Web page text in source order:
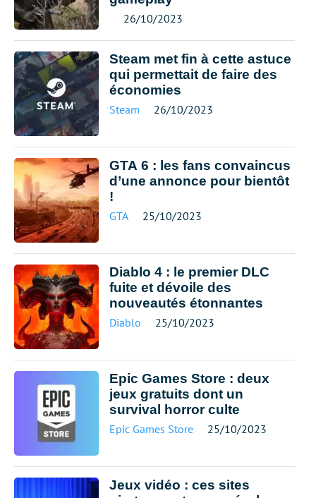
26/10/2023
Steam met fin à cette astuce
qui permettait de faire des
économies
Steam 26/10/2023
GTA 6 : les fans convaincus
d’une annonce pour bientôt
!
GTA 25/10/2023
Diablo 4 : le premier DLC
fuite et dévoile des
nouveautés étonnantes
Diablo 25/10/2023
Epic Games Store : deux
jeux gratuits dont un
survival horror culte
Epic Games Store 25/10/2023
Jeux vidéo : ces sites